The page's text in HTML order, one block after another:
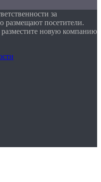
за
размещают посетители.
новую компанию